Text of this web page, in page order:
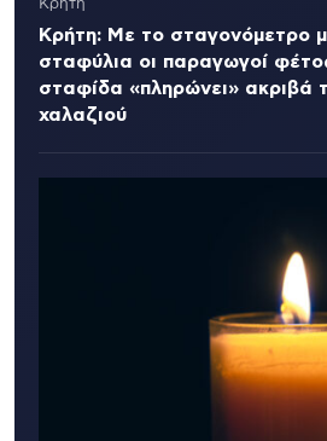
Κρήτη
Κρήτη: Με το σταγονόμετρο
σταφύλια οι παραγωγοί
σταφίδα «πληρώνει» ακριβά
χαλαζιού